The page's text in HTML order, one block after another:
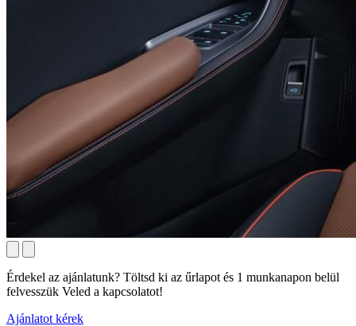
Érdekel az ajánlatunk? Töltsd ki az űrlapot és 1 munkanapon belül
felvesszük Veled a kapcsolatot!
Ajánlatot kérek